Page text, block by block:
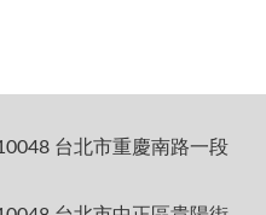
台北市重慶南路一段